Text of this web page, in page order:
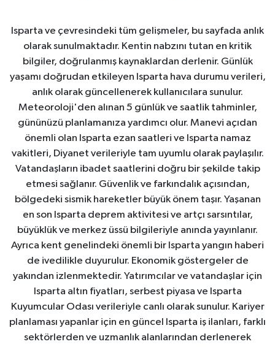
Isparta ve çevresindeki tüm gelişmeler, bu sayfada anlık
olarak sunulmaktadır. Kentin nabzını tutan en kritik
bilgiler, doğrulanmış kaynaklardan derlenir. Günlük
yaşamı doğrudan etkileyen Isparta hava durumu verileri,
anlık olarak güncellenerek kullanıcılara sunulur.
Meteoroloji'den alınan 5 günlük ve saatlik tahminler,
gününüzü planlamanıza yardımcı olur. Manevi açıdan
önemli olan Isparta ezan saatleri ve Isparta namaz
vakitleri, Diyanet verileriyle tam uyumlu olarak paylaşılır.
Vatandaşların ibadet saatlerini doğru bir şekilde takip
etmesi sağlanır. Güvenlik ve farkındalık açısından,
bölgedeki sismik hareketler büyük önem taşır. Yaşanan
en son Isparta deprem aktivitesi ve artçı sarsıntılar,
büyüklük ve merkez üssü bilgileriyle anında yayınlanır.
Ayrıca kent genelindeki önemli bir Isparta yangın haberi
de ivedilikle duyurulur. Ekonomik göstergeler de
yakından izlenmektedir. Yatırımcılar ve vatandaşlar için
Isparta altın fiyatları, serbest piyasa ve Isparta
Kuyumcular Odası verileriyle canlı olarak sunulur. Kariyer
planlaması yapanlar için en güncel Isparta iş ilanları, farklı
sektörlerden ve uzmanlık alanlarından derlenerek